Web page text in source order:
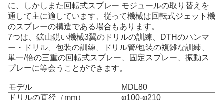
に、しかしまた回転式スプレー モジュールの取り替えを
通して主に適しています、従って機械は回転式ジェット機
のスプレーの構造である場合もあります。
7つは、鉱山鋭い機械3翼のドリルの訓練、DTHのハンマ
ー・ドリル、包装の訓練、ドリル管/包装の複雑な訓練、
単一/倍の三重の回転式スプレー、固定スプレー、振動ス
プレーに等会うことができます。
モデル
MDL80
ドリルの直径（mm）
φ100-φ210